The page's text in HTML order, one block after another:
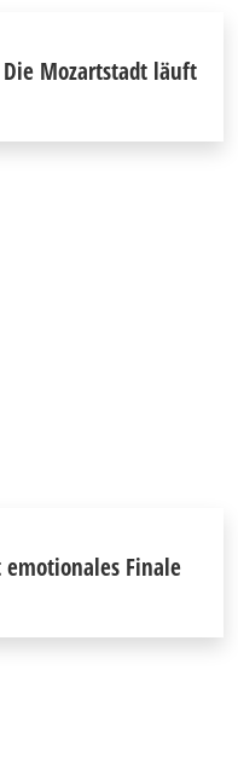
Mozartstadt läuft
emotionales Finale